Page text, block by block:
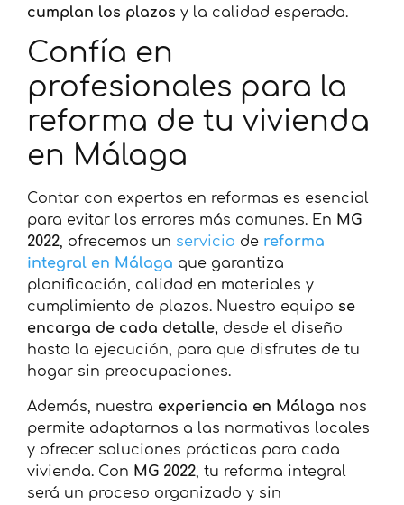
cumplan los plazos y la calidad esperada.
Confía en
profesionales para la
reforma de tu vivienda
en Málaga
Contar con expertos en reformas es esencial
para evitar los errores más comunes. En MG
2022, ofrecemos un servicio de reforma
integral en Málaga que garantiza
planificación, calidad en materiales y
cumplimiento de plazos. Nuestro equipo se
encarga de cada detalle, desde el diseño
hasta la ejecución, para que disfrutes de tu
hogar sin preocupaciones.
Además, nuestra experiencia en Málaga nos
permite adaptarnos a las normativas locales
y ofrecer soluciones prácticas para cada
vivienda. Con MG 2022, tu reforma integral
será un proceso organizado y sin